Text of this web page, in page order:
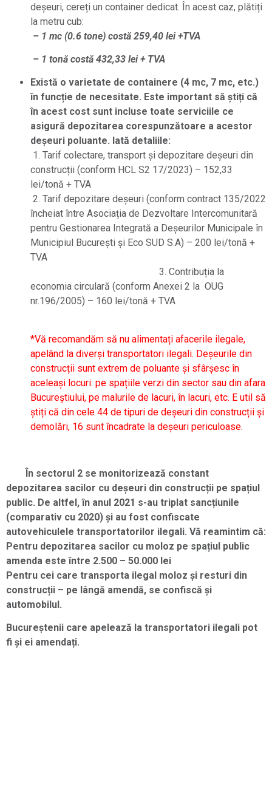
deșeuri, cereți un container dedicat. În acest caz, plătiți
la metru cub:
– 1 mc (0.6 tone) costă 259,40 lei +TVA
– 1 tonă costă 432,33 lei + TVA
Există o varietate de containere (4 mc, 7 mc, etc.)
în funcție de necesitate. Este important să știți că
în acest cost sunt incluse toate serviciile ce
asigură depozitarea corespunzătoare a acestor
deșeuri poluante. Iată detaliile:
1. Tarif colectare, transport și depozitare deșeuri din
construcții (conform HCL S2 17/2023) – 152,33
lei/tonă + TVA
2. Tarif depozitare deșeuri (conform contract 135/2022
încheiat între Asociația de Dezvoltare Intercomunitară
pentru Gestionarea Integrată a Deșeurilor Municipale în
Municipiul București și Eco SUD S.A) – 200 lei/tonă +
TVA
3. Contribuția la
economia circulară (conform Anexei 2 la OUG
nr.196/2005) – 160 lei/tonă + TVA
*Vă recomandăm să nu alimentați afacerile ilegale,
apelând la diverși transportatori ilegali. Deșeurile din
construcții sunt extrem de poluante și sfârșesc în
aceleași locuri: pe spațiile verzi din sector sau din afara
Bucureștiului, pe malurile de lacuri, în lacuri, etc. E util să
știți că din cele 44 de tipuri de deșeuri din construcții și
demolări, 16 sunt încadrate la deșeuri periculoase.
În sectorul 2 se monitorizează constant
depozitarea sacilor cu deșeuri din construcții pe spațiul
public. De altfel, în anul 2021 s-au triplat sancțiunile
(comparativ cu 2020) și au fost confiscate
autovehiculele transportatorilor ilegali. Vă reamintim că:
Pentru depozitarea sacilor cu moloz pe spațiul public
amenda este între 2.500 – 50.000 lei
Pentru cei care transporta ilegal moloz și resturi din
construcții – pe lângă amendă, se confiscă și
automobilul.
Bucureștenii care apelează la transportatori ilegali pot
fi și ei amendați.